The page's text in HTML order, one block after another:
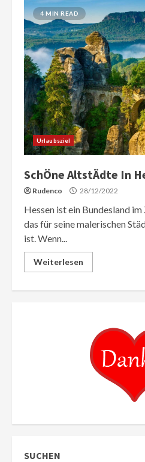
4 MIN READ
Urlaubsziel
SchÖne AltstÄdte In
Rudenco 28/12/2022
Hessen ist ein Bundesland
das für seine malerischen
ist. Wenn...
Weiterlesen
SUCHEN